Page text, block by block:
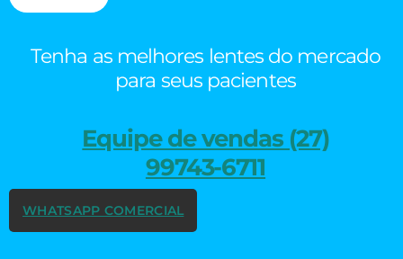
Tenha as melhores lentes do mercado
para seus pacientes
Equipe de vendas (27)
99743-6711
WHATSAPP COMERCIAL